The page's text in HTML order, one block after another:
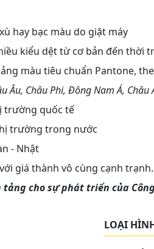
hay bạc màu do giặt máy
kiểu dệt từ cơ bản đến thời
màu tiêu chuẩn Pantone,
Âu, Châu Phi, Đông Nam Á, Châu
trường quốc tế
trường trong nước
- Nhật
giá thành vô cùng cạnh trạnh.
cho sự phát triển của
LOẠI